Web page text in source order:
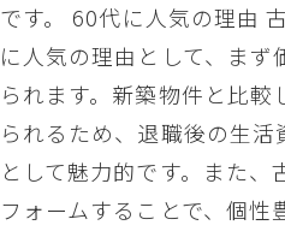
です。 60代に人気の理由
に人気の理由として、まず
られます。新築物件と比較
られるため、退職後の生
として魅力的です。また、
フォームすることで、個性